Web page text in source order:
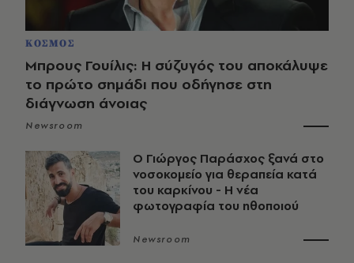
ΚΟΣΜΟΣ
Μπρους Γουίλις: Η σύζυγός του αποκάλυψε
το πρώτο σημάδι που οδήγησε στη
διάγνωση άνοιας
Newsroom
O Γιώργος Παράσχος ξανά στο
νοσοκομείο για θεραπεία κατά
του καρκίνου - Η νέα
φωτογραφία του ηθοποιού
Newsroom